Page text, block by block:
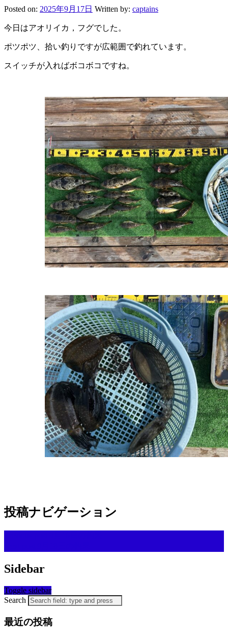
Posted on: 2025年9月17日 Written by: captains
今日はアオリイカ，フグでした。
ポツポツ、拾い釣りですが広範囲で釣れています。
スイッチが入ればボコボコですね。
投稿ナビゲーション
Sidebar
Toggle sidebar
Search
最近の投稿